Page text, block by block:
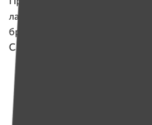
лаборатории — цитологии. С
брать меня туда не очень
С руководством всё было
Сидеть дома и просто